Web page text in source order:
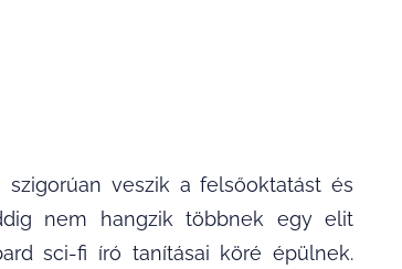
veszik a felsőoktatást és
nem hangzik többnek egy elit
sci-fi író tanításai köré épülnek.